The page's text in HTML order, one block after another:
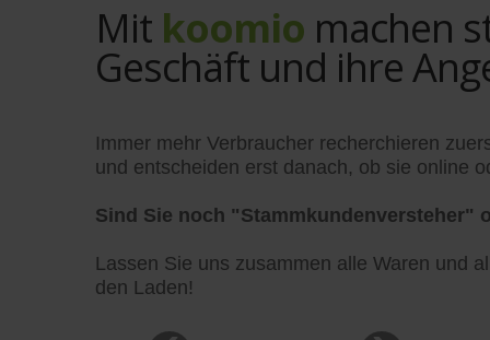
Mit koomio machen
Geschäft und ihre
Immer mehr Verbraucher recherchieren
und entscheiden erst danach, ob sie online
Sind Sie noch "Stammkundenversteher"
Lassen Sie uns zusammen alle Waren und
den Laden!